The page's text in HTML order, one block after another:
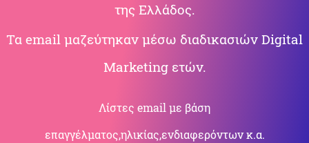
της Ελλάδος.
Τα email μαζεύτηκαν μέσω διαδικασιών Digital
Marketing ετών.
Λίστες email με βάση
επαγγέλματος,ηλικίας,ενδιαφερόντων κ.α.